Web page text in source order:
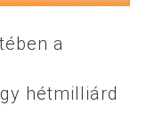
a
hétmilliárd